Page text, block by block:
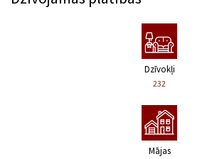
Dzīvokļi
232
Mājas